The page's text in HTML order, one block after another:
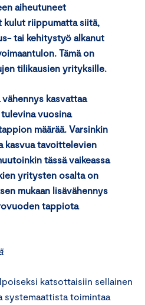
aiheutuneet
kulut riippumatta siitä,
tai kehitystyö alkanut
Tämä on
tilikausien yrityksille.
kasvattaa
vuosina
määrää. Varsinkin
kasvua tavoittelevien
tässä vaikeassa
yritysten osalta on
mukaan lisävähennys
tappiota
katsottaisiin sellainen
systemaattista toimintaa